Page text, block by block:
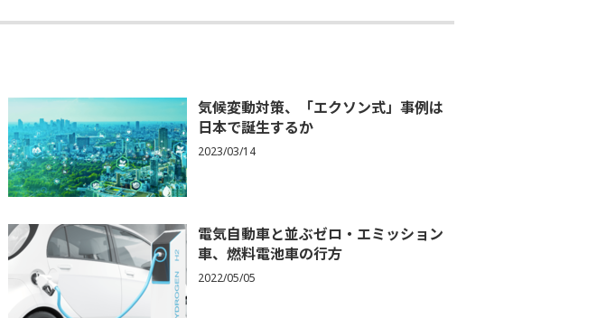
気候変動対策、「エクソン式」事例は
日本で誕生するか
2023/03/14
電気自動車と並ぶゼロ・エミッション
車、燃料電池車の行方
2022/05/05